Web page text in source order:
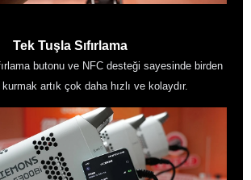
Tek Tuşla Sıfırlama
butonu ve NFC desteği sayesinde birden
kurmak artık çok daha hızlı ve kolaydır.